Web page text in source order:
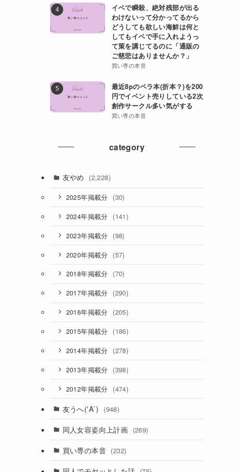
イベで瞬殺、絶対残部が出る
わけないって分かってるから
どうしても欲しい海鮮は何と
してもイベで手に入れようっ
て策を講じてるのに「通販の
ご慈悲はありませんか？」
買い専の本音
最近8pのペラ本(折本？)を200
円でイベント売りしている2次
創作サークル多い気がする
買い専の本音
category
友やめ (2,228)
2025年掲載分 (30)
2024年掲載分 (141)
2023年掲載分 (98)
2020年掲載分 (57)
2018年掲載分 (70)
2017年掲載分 (290)
2016年掲載分 (205)
2015年掲載分 (186)
2014年掲載分 (278)
2013年掲載分 (398)
2012年掲載分 (474)
友うへ('A`) (948)
同人女容姿向上計画 (269)
買い専の本音 (232)